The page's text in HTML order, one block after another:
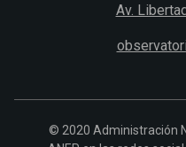
Av.
© 2020 Administración